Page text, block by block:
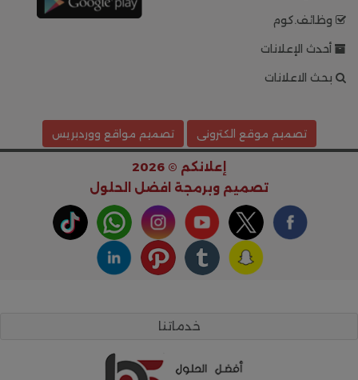
وظائف.كوم
أحدث الإعلانات
بحث الاعلانات
تصميم موقع الكترونى تصميم مواقع ووردبريس
إعلانكم © 2026
تصميم وبرمجة افضل الحلول
خدماتنا